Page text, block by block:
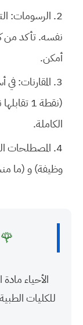
الرسومات:
نفسه. تأكد من
أمكن.
المقارنات:في
الكاملة.
المصطلحات
وظيفة) و (ما
الأحياء
للكليات